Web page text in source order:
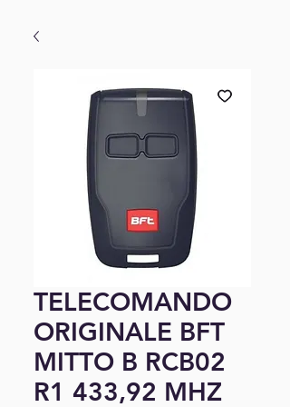
TELECOMANDO
ORIGINALE BFT
MITTO B RCB02
R1 433,92 MHZ